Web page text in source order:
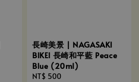
長崎美景 | NAGASAKI
BIKEI 長崎和平藍 Peace
Blue (20ml)
Regular
NT$ 500